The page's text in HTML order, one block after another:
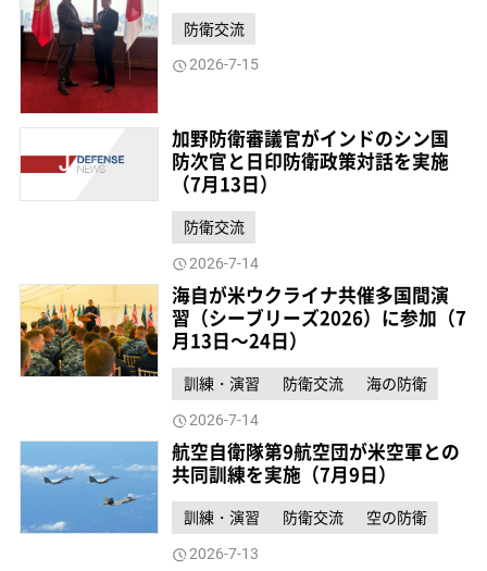
防衛交流
2026-7-15
加野防衛審議官がインドのシン国
防次官と日印防衛政策対話を実施
（7月13日）
防衛交流
2026-7-14
海自が米ウクライナ共催多国間演
習（シーブリーズ2026）に参加（7
月13日～24日）
訓練・演習 防衛交流 海の防衛
2026-7-14
航空自衛隊第9航空団が米空軍との
共同訓練を実施（7月9日）
訓練・演習 防衛交流 空の防衛
2026-7-13